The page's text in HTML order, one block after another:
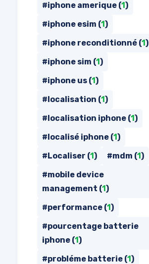
#iphone amerique (1)
#iphone esim (1)
#iphone reconditionné (1)
#iphone sim (1)
#iphone us (1)
#localisation (1)
#localisation iphone (1)
#localisé iphone (1)
#Localiser (1) #mdm (1)
#mobile device
management (1)
#performance (1)
#pourcentage batterie
iphone (1)
#probléme batterie (1)